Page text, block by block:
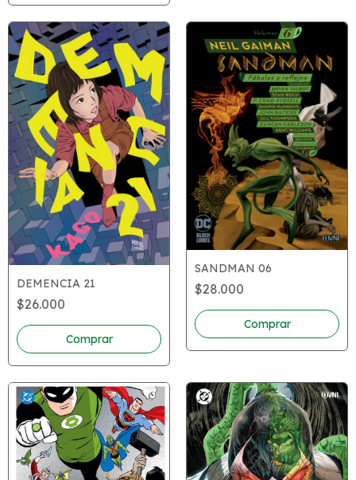
DEMENCIA 21
$26.000
SANDMAN 06
$28.000